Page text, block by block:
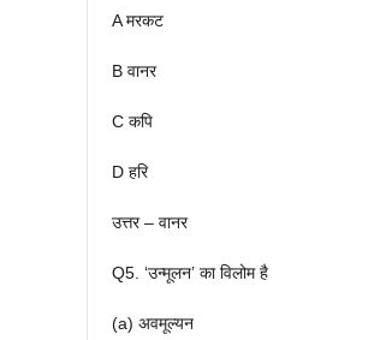
A मरकट
B वानर
C कपि
D हरि
उत्तर – वानर
Q5. ‘उन्मूलन’ का विलोम है
(a) अवमूल्यन